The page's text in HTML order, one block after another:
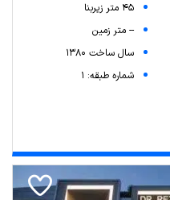
45 متر زیربنا
-- متر زمین
سال ساخت 1380
شماره طبقه: 1